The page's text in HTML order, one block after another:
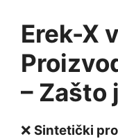
Erek-X
– Zašto
❌ Sintetički